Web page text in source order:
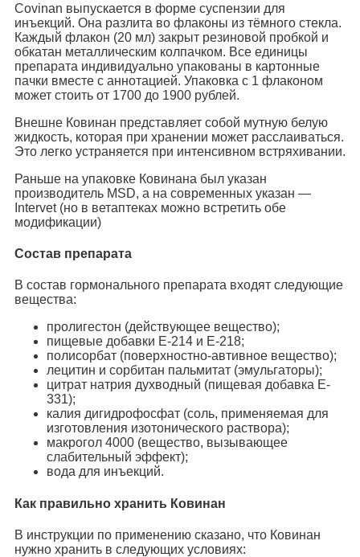
Covinan выпускается в форме суспензии для
инъекций. Она разлита во флаконы из тёмного стекла.
Каждый флакон (20 мл) закрыт резиновой пробкой и
обкатан металлическим колпачком. Все единицы
препарата индивидуально упакованы в картонные
пачки вместе с аннотацией. Упаковка с 1 флаконом
может стоить от 1700 до 1900 рублей.
Внешне Ковинан представляет собой мутную белую
жидкость, которая при хранении может расслаиваться.
Это легко устраняется при интенсивном встряхивании.
Раньше на упаковке Ковинана был указан
производитель MSD, а на современных указан —
Intervet (но в ветаптеках можно встретить обе
модификации)
Состав препарата
В состав гормонального препарата входят следующие
вещества:
пролигестон (действующее вещество);
пищевые добавки E-214 и E-218;
полисорбат (поверхностно-автивное вещество);
лецитин и сорбитан пальмитат (эмульгаторы);
цитрат натрия духводный (пищевая добавка E-
331);
калия дигидрофосфат (соль, применяемая для
изготовления изотонического раствора);
макрогол 4000 (вещество, вызывающее
слабительный эффект);
вода для инъекций.
Как правильно хранить Ковинан
В инструкции по применению сказано, что Ковинан
нужно хранить в следующих условиях: